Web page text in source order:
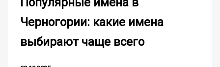
Черногории: какие имена
выбирают чаще всего